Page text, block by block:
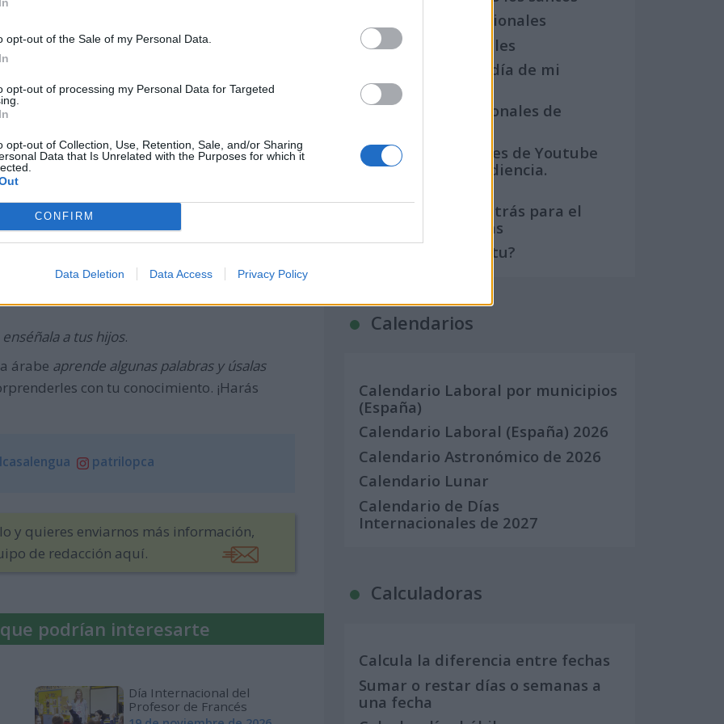
opt-out of the Sale of my Personal Data.
opt-out of processing my Personal Data for Targeted
opt-out of Collection, Use, Retention, Sale, and/or Sharing
Data that Is Unrelated with the Purposes for which it
CONFIRM
Data Deletion Data Access Privacy Policy
de la Lengua Árabe?
cómo puedes leer en el artículo sobre el
uncurso de caligrafía árabe , que es todo
de origen árabe
laúd, alcalde, alquimia, álgebra,
no animar a tus alumnos a aprender
enséñala a tus hijos.
árabe aprende algunas palabras y úsalas
con tu conocimiento. ¡Harás
patrilopca
y quieres enviarnos más información,
de redacción aquí.
podrían interesarte
Día Internacional del
Profesor de Francés
Semanas Internacionales
Años Internacionales
Qué se celebra el día de mi
cumpleaños
Eventos internacionales de
Los mejores canales de Youtube
según nuestra audiencia.
Crea una cuenta atrás para el
evento que quieras
¿Qué día crearías tu?
Calendarios
Calendario Laboral por municipios
(España)
Calendario Laboral (España) 2026
Calendario Astronómico de 2026
Calendario Lunar
Calendario de Días
Internacionales de 2027
Calculadoras
Calcula la diferencia entre fechas
Sumar o restar días o semanas a
una fecha